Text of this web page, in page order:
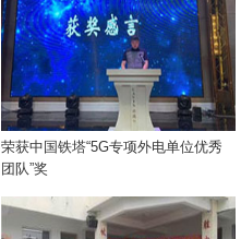
荣获中国铁塔“5G专项外电单位优秀
团队”奖